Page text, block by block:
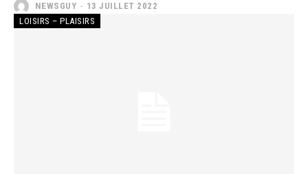
NEWSGUY - 13 JUILLET 2022
LOISIRS – PLAISIRS